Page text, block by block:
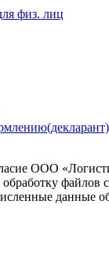
физ. лиц
ООО
данные